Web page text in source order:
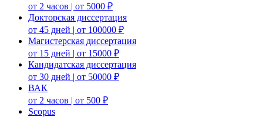
от 2 часов | от 5000 ₽
Докторская диссертация
от 45 дней | от 100000 ₽
Магистерская диссертация
от 15 дней | от 15000 ₽
Кандидатская диссертация
от 30 дней | от 50000 ₽
ВАК
от 2 часов | от 500 ₽
Scopus